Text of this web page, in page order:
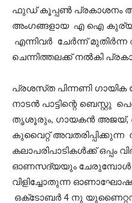
ഫുഡ് കൂപ്പൺ
അംഗങ്ങളായ എ ഐ
എന്നിവർ ചേർന്ന്
ചെന്നിത്തലക്ക് നൽകി
പ്രശസ്‌ത പിന്നണി
നാടൻ പാട്ടിന്റെ
തൃശൂരും, ഗായകൻ അജയ്,
കുവൈറ്റ്‌ അവതരിപ്പിക്കുന്ന
കലാപരിപാടികൾക്ക് ഒപ്പം
ഓണസദ്യയും ചേരുമ്പോൾ
വിളിച്ചോതുന്ന ഓണാഘോഷം
ഒക്‌ടോബർ 4 നു